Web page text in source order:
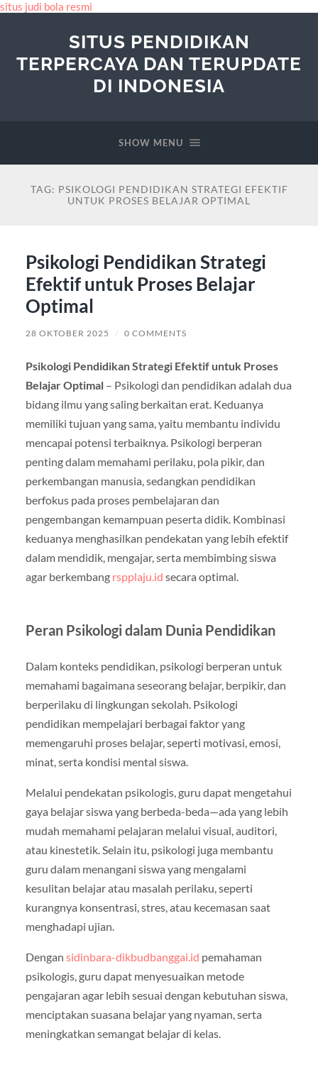
situs judi bola resmi
SITUS PENDIDIKAN
TERPERCAYA DAN TERUPDATE
DI INDONESIA
SHOW MENU
TAG: PSIKOLOGI PENDIDIKAN STRATEGI EFEKTIF
UNTUK PROSES BELAJAR OPTIMAL
Psikologi Pendidikan Strategi
Efektif untuk Proses Belajar
Optimal
28 OKTOBER 2025 / 0 COMMENTS
Psikologi Pendidikan Strategi Efektif untuk Proses
Belajar Optimal– Psikologi dan pendidikan adalah dua
bidang ilmu yang saling berkaitan erat. Keduanya
memiliki tujuan yang sama, yaitu membantu individu
mencapai potensi terbaiknya. Psikologi berperan
penting dalam memahami perilaku, pola pikir, dan
perkembangan manusia, sedangkan pendidikan
berfokus pada proses pembelajaran dan
pengembangan kemampuan peserta didik. Kombinasi
keduanya menghasilkan pendekatan yang lebih efektif
dalam mendidik, mengajar, serta membimbing siswa
agar berkembang rspplaju.id secara optimal.
Peran Psikologi dalam Dunia Pendidikan
Dalam konteks pendidikan, psikologi berperan untuk
memahami bagaimana seseorang belajar, berpikir, dan
berperilaku di lingkungan sekolah. Psikologi
pendidikan mempelajari berbagai faktor yang
memengaruhi proses belajar, seperti motivasi, emosi,
minat, serta kondisi mental siswa.
Melalui pendekatan psikologis, guru dapat mengetahui
gaya belajar siswa yang berbeda-beda—ada yang lebih
mudah memahami pelajaran melalui visual, auditori,
atau kinestetik. Selain itu, psikologi juga membantu
guru dalam menangani siswa yang mengalami
kesulitan belajar atau masalah perilaku, seperti
kurangnya konsentrasi, stres, atau kecemasan saat
menghadapi ujian.
Dengan sidinbara-dikbudbanggai.id pemahaman
psikologis, guru dapat menyesuaikan metode
pengajaran agar lebih sesuai dengan kebutuhan siswa,
menciptakan suasana belajar yang nyaman, serta
meningkatkan semangat belajar di kelas.